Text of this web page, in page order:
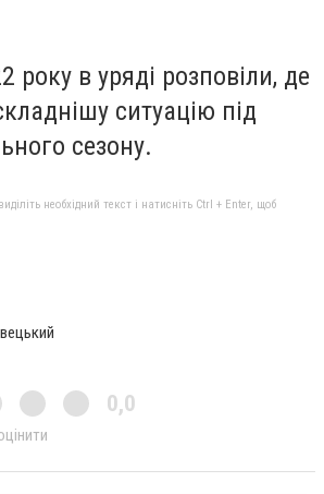
року в уряді розповіли, де
ситуацію під
сезону.
необхідний текст і натисніть Ctrl + Enter, щоб
0,0